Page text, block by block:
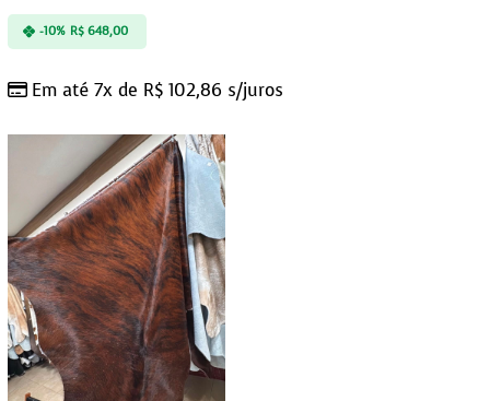
Em até 7x de R$ 102,86 s/juros
-10% R$648,00